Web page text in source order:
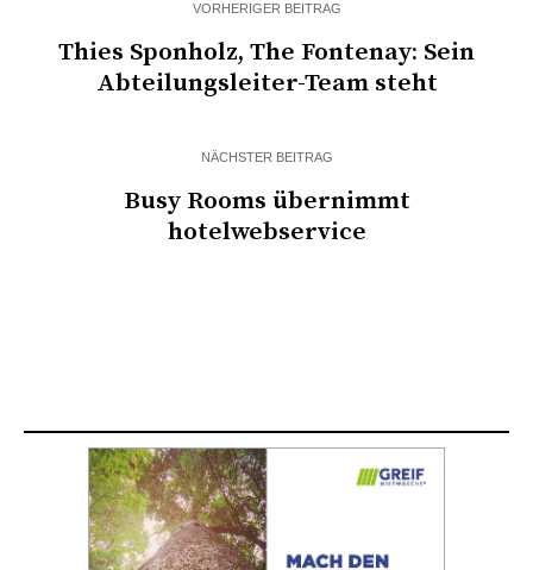
VORHERIGER BEITRAG
Thies Sponholz, The Fontenay: Sein
Abteilungsleiter-Team steht
NÄCHSTER BEITRAG
Busy Rooms übernimmt
hotelwebservice